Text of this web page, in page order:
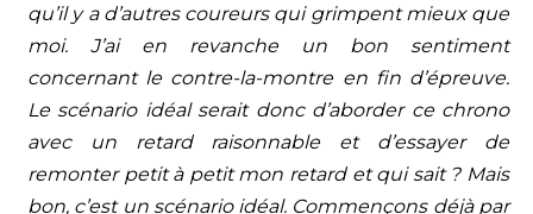
qu’il y a d’autres coureurs qui grimpent mieux que
moi. J’ai en revanche un bon sentiment
concernant le contre-la-montre en fin d’épreuve.
Le scénario idéal serait donc d’aborder ce chrono
avec un retard raisonnable et d’essayer de
remonter petit à petit mon retard et qui sait ? Mais
bon, c’est un scénario idéal. Commençons déjà par